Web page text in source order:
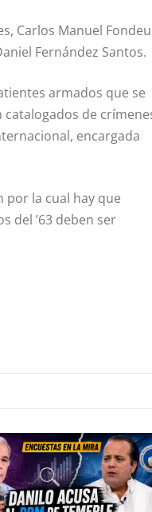
Carlos Manuel
Fernández Santos.
armados que se
de
encargada
por la cual hay que
del ’63 deben ser